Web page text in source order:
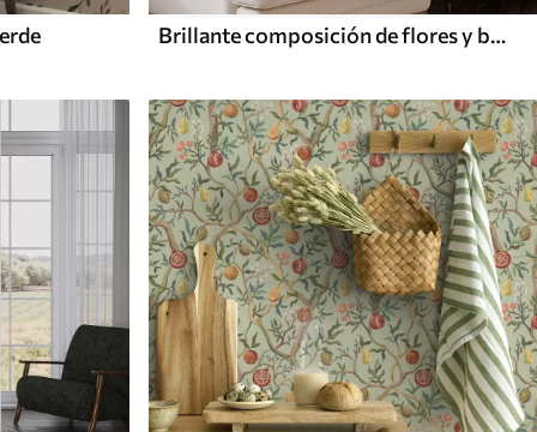
Brillante composición de flores y bayas con loros